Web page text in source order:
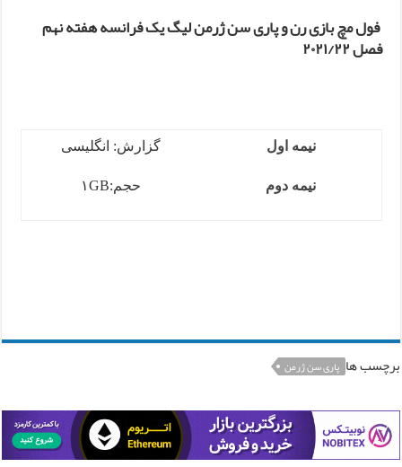
فول مچ بازی رن و پاری سن ژرمن لیگ یک فرانسه هفته نهم
فصل ۲۰۲۱/۲۲
نیمه اول
نیمه دوم
گزارش: انگلیسی
حجم:۱GB
برچسب ها پاری سن ژرمن